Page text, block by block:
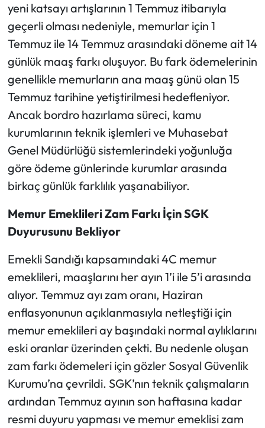
yeni katsayı artışlarının 1 Temmuz itibarıyla
geçerli olması nedeniyle, memurlar için 1
Temmuz ile 14 Temmuz arasındaki döneme ait 14
günlük maaş farkı oluşuyor. Bu fark ödemelerinin
genellikle memurların ana maaş günü olan 15
Temmuz tarihine yetiştirilmesi hedefleniyor.
Ancak bordro hazırlama süreci, kamu
kurumlarının teknik işlemleri ve Muhasebat
Genel Müdürlüğü sistemlerindeki yoğunluğa
göre ödeme günlerinde kurumlar arasında
birkaç günlük farklılık yaşanabiliyor.
Memur Emeklileri Zam Farkı İçin SGK
Duyurusunu Bekliyor
Emekli Sandığı kapsamındaki 4C memur
emeklileri, maaşlarını her ayın 1’i ile 5’i arasında
alıyor. Temmuz ayı zam oranı, Haziran
enflasyonunun açıklanmasıyla netleştiği için
memur emeklileri ay başındaki normal aylıklarını
eski oranlar üzerinden çekti. Bu nedenle oluşan
zam farkı ödemeleri için gözler Sosyal Güvenlik
Kurumu’na çevrildi. SGK’nın teknik çalışmaların
ardından Temmuz ayının son haftasına kadar
resmi duyuru yapması ve memur emeklisi zam